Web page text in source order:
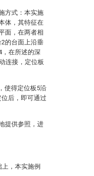
方式：本实施
体，其特征在
面，在两者相
的台面上沿垂
，在所述的深
连接，定位板
使得定位板5沿
后，即可通过
提供参照，进
，本实施例